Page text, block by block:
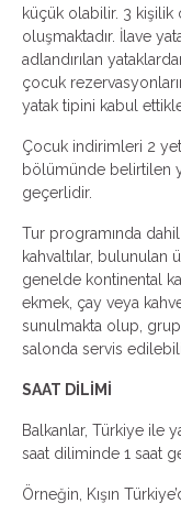
küçük olabilir. 3 kişilik
oluşmaktadır. İlave
adlandırılan
çocuk
yatak tipini kabul
Çocuk indirimleri 2
bölümünde belirtilen
geçerlidir.
Tur programında
kahvaltılar, bulunulan
genelde kontinental
ekmek, çay veya
sunulmakta olup,
salonda servis
SAAT DİLİMİ
Balkanlar, Türkiye ile
saat diliminde 1 saat
Örneğin, Kışın